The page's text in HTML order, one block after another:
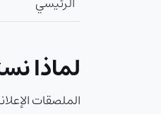
لماذا
الملصقات